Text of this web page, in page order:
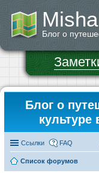
Блог о
Блог о
культуре
Ссылки FAQ
Список форумов